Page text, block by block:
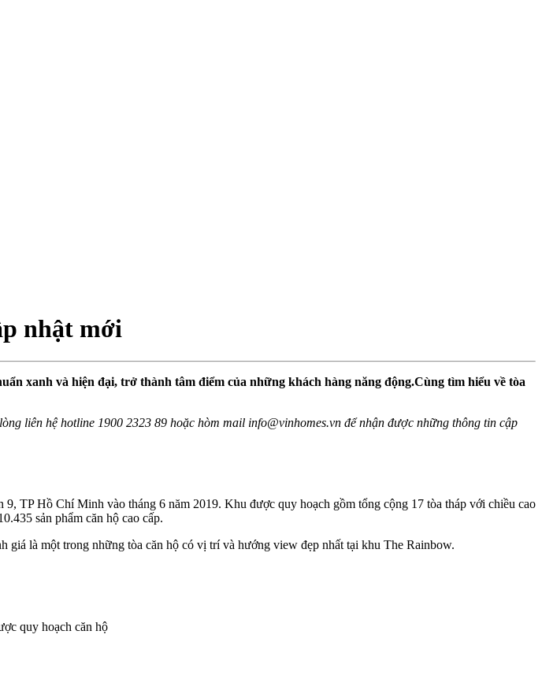
nhật mới
xanh và hiện đại, trở thành tâm điểm của những khách hàng năng động.Cùng tìm hiểu về tòa
liên hệ hotline 1900 2323 89 hoặc hòm mail info@vinhomes.vn để nhận được những thông tin cập
9, TP Hồ Chí Minh vào tháng 6 năm 2019. Khu được quy hoạch gồm tổng cộng 17 tòa tháp với chiều cao
sản phẩm căn hộ cao cấp.
giá là một trong những tòa căn hộ có vị trí và hướng view đẹp nhất tại khu The Rainbow.
quy hoạch căn hộ